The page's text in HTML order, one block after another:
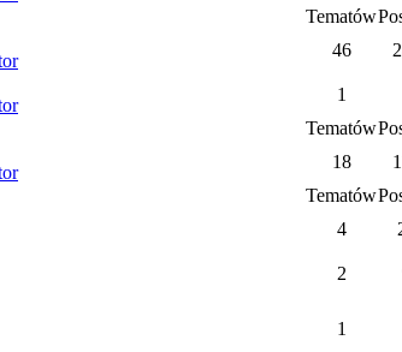
Tematów
46
1
Tematów
18
Tematów
4
2
1